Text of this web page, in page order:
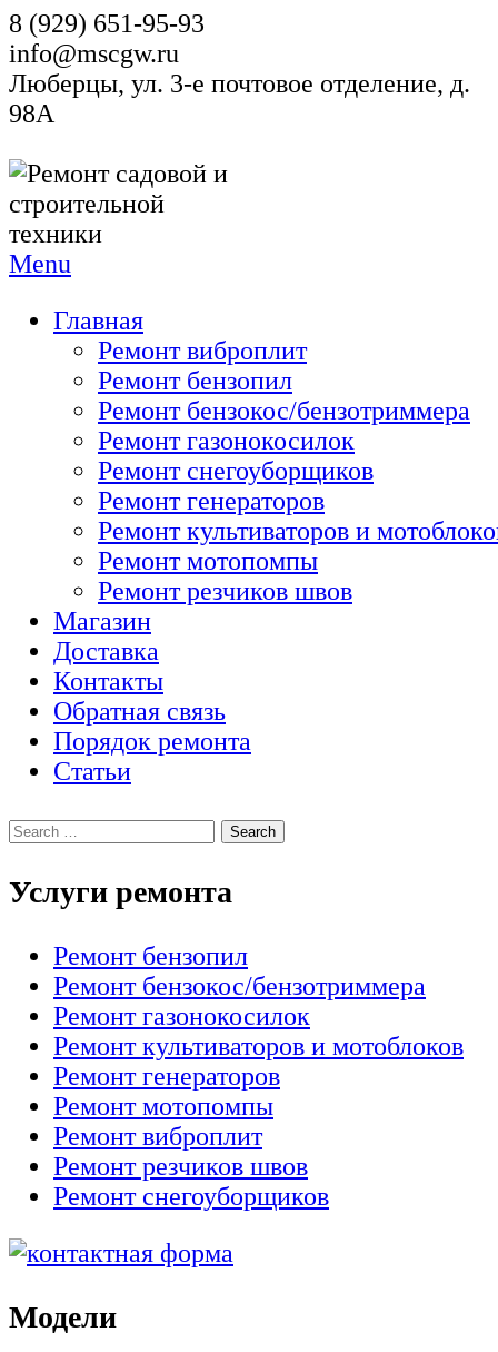
8 (929) 651-95-93
info@mscgw.ru
Люберцы, ул. 3-е почтовое отделение, д.
98А
Menu
Главная
Ремонт виброплит
Ремонт бензопил
Ремонт бензокос/бензотриммера
Ремонт газонокосилок
Ремонт снегоуборщиков
Ремонт генераторов
Ремонт культиваторов и
Ремонт мотопомпы
Ремонт резчиков швов
Магазин
Доставка
Контакты
Обратная связь
Порядок ремонта
Статьи
Услуги ремонта
Ремонт бензопил
Ремонт бензокос/бензотриммера
Ремонт газонокосилок
Ремонт культиваторов и мотоблоков
Ремонт генераторов
Ремонт мотопомпы
Ремонт виброплит
Ремонт резчиков швов
Ремонт снегоуборщиков
Модели